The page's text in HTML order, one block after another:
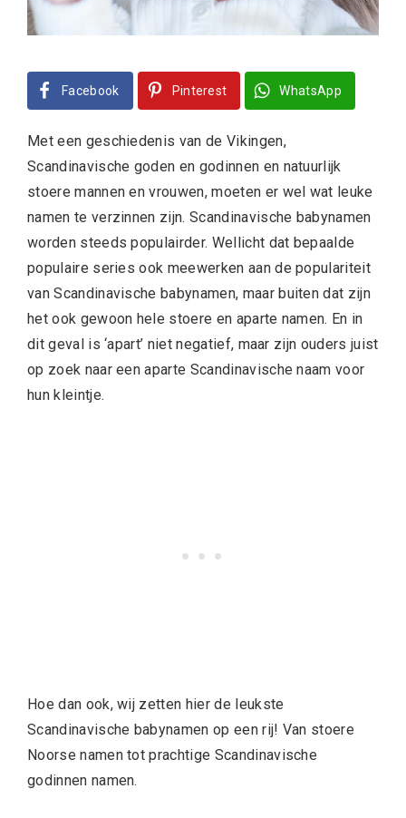
Facebook Pinterest WhatsApp
Met een geschiedenis van de Vikingen,
Scandinavische goden en godinnen en natuurlijk
stoere mannen en vrouwen, moeten er wel wat leuke
namen te verzinnen zijn. Scandinavische babynamen
worden steeds populairder. Wellicht dat bepaalde
populaire series ook meewerken aan de populariteit
van Scandinavische babynamen, maar buiten dat zijn
het ook gewoon hele stoere en aparte namen. En in
dit geval is ‘apart’ niet negatief, maar zijn ouders juist
op zoek naar een aparte Scandinavische naam voor
hun kleintje.
Hoe dan ook, wij zetten hier de leukste
Scandinavische babynamen op een rij! Van stoere
Noorse namen tot prachtige Scandinavische
godinnen namen.